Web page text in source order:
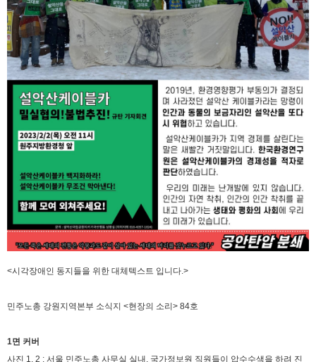
<시각장애인 동지들을 위한 대체텍스트 입니다.>
민주노총 강원지역본부 소식지 <현장의 소리> 84호
1면 커버
사진 1, 2 : 서울 민주노총 사무실 실내, 국가정보원 직원들이 압수수색을 하려 진